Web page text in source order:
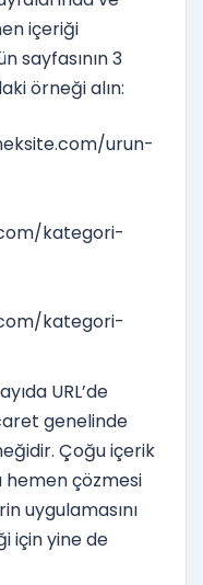
içeriği
sayfasının 3
örneği alın:
urun-
kategori-
kategori-
URL’de
genelinde
Çoğu içerik
hemen çözmesi
uygulamasını
için yine de